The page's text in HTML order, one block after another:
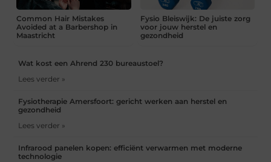
Common Hair Mistakes
Avoided at a Barbershop in
Maastricht
Fysio Bleiswijk: De juiste zorg
voor jouw herstel en
gezondheid
Wat kost een Ahrend 230 bureaustoel?
Lees verder »
Fysiotherapie Amersfoort: gericht werken aan herstel en
gezondheid
Lees verder »
Infrarood panelen kopen: efficiënt verwarmen met moderne
technologie